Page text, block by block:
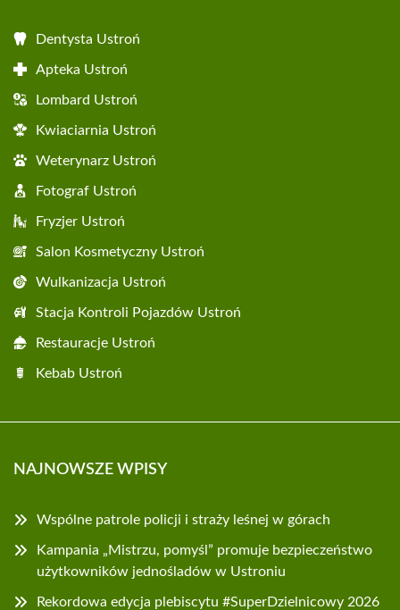
Dentysta Ustroń
Apteka Ustroń
Lombard Ustroń
Kwiaciarnia Ustroń
Weterynarz Ustroń
Fotograf Ustroń
Fryzjer Ustroń
Salon Kosmetyczny Ustroń
Wulkanizacja Ustroń
Stacja Kontroli Pojazdów Ustroń
Restauracje Ustroń
Kebab Ustroń
NAJNOWSZE WPISY
Wspólne patrole policji i straży leśnej w górach
Kampania „Mistrzu, pomyśl” promuje bezpieczeństwo
użytkowników jednośladów w Ustroniu
Rekordowa edycja plebiscytu #SuperDzielnicowy 2026